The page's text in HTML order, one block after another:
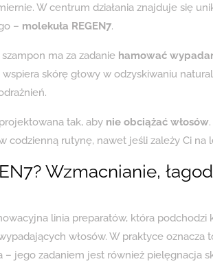
W centrum działania znajduje się
– molekuła REGEN7.
szampon ma za zadanie hamować
wspiera skórę głowy w odzyskiwaniu
tak, aby nie obciążać włosów
codzienną rutynę, nawet jeśli zależy Ci na
Wzmacnianie,
linia preparatów, która
włosów. W praktyce oznacza
– jego zadaniem jest również pielęgnacja